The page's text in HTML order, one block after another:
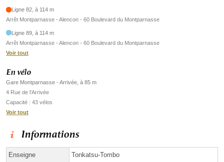
Ligne 82, à 114 m
Arrêt Montparnasse - Alencon - 60 Boulevard du Montparnasse
Ligne 89, à 114 m
Arrêt Montparnasse - Alencon - 60 Boulevard du Montparnasse
Voir tout
En vélo
Gare Montparnasse - Arrivée, à 85 m
4 Rue de l'Arrivée
Capacité : 43 vélos
Voir tout
Informations
Enseigne Tonkatsu-Tombo